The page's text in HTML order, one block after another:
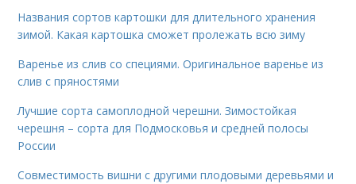
Названия сортов картошки для длительного хранения
зимой. Какая картошка сможет пролежать всю зиму
Варенье из слив со специями. Оригинальное варенье из
слив с пряностями
Лучшие сорта самоплодной черешни. Зимостойкая
черешня – сорта для Подмосковья и средней полосы
России
Совместимость вишни с другими плодовыми деревьями и